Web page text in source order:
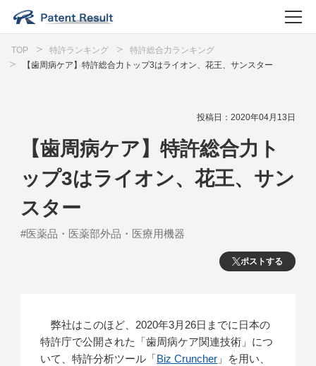
TOP 特許ランキング
特許総合力ランキング
【歯周病ケア】特許総合力トップ3はライオン、花王、サンスター
投稿日：2020年04月13日
ポストする
【歯周病ケア】特許総合力ト
ップ3はライオン、花王、サン
スター
#医薬品・医薬部外品・医療用機器
弊社はこのほど、2020年3月26日までに日本の
特許庁で公開された「歯周病ケア関連技術」につ
いて、特許分析ツール「Biz Cruncher 」を用い、